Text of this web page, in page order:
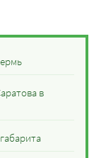
в